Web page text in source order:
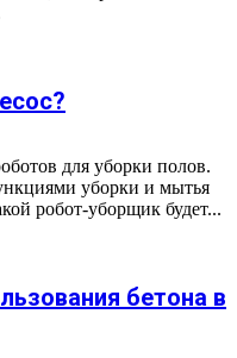
для уборки полов.
уборки и мытья
робот-уборщик будет...
бетона в